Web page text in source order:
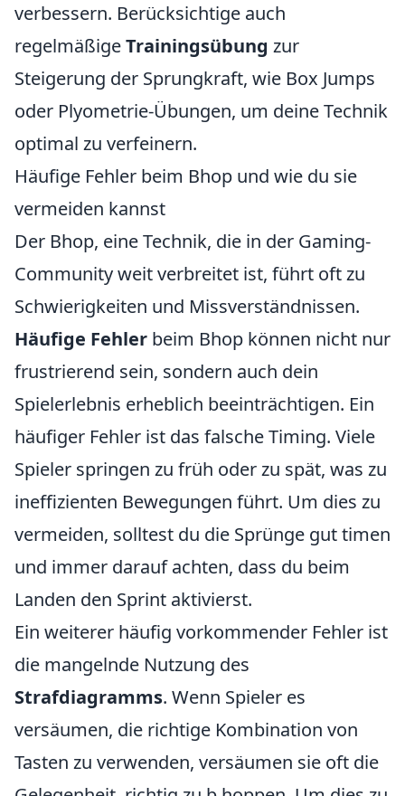
verbessern. Berücksichtige auch
regelmäßigeTrainingsübung zur
Steigerung der Sprungkraft, wie Box Jumps
oder Plyometrie-Übungen, um deine Technik
optimal zu verfeinern.
Häufige Fehler beim Bhop und wie du sie
vermeiden kannst
Der Bhop, eine Technik, die in der Gaming-
Community weit verbreitet ist, führt oft zu
Schwierigkeiten und Missverständnissen.
Häufige Fehler beim Bhop können nicht nur
frustrierend sein, sondern auch dein
Spielerlebnis erheblich beeinträchtigen. Ein
häufiger Fehler ist das falsche Timing. Viele
Spieler springen zu früh oder zu spät, was zu
ineffizienten Bewegungen führt. Um dies zu
vermeiden, solltest du die Sprünge gut timen
und immer darauf achten, dass du beim
Landen den Sprint aktivierst.
Ein weiterer häufig vorkommender Fehler ist
die mangelnde Nutzung des
Strafdiagramms. Wenn Spieler es
versäumen, die richtige Kombination von
Tasten zu verwenden, versäumen sie oft die